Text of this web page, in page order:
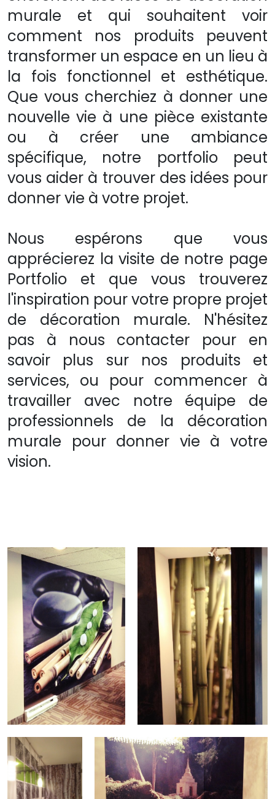
murale et qui souhaitent voir
comment nos produits peuvent
transformer un espace en un lieu à
la fois fonctionnel et esthétique.
Que vous cherchiez à donner une
nouvelle vie à une pièce existante
ou à créer une ambiance
spécifique, notre portfolio peut
vous aider à trouver des idées pour
donner vie à votre projet.
Nous espérons que vous
apprécierez la visite de notre page
Portfolio et que vous trouverez
l'inspiration pour votre propre projet
de décoration murale. N'hésitez
pas à nous contacter pour en
savoir plus sur nos produits et
services, ou pour commencer à
travailler avec notre équipe de
professionnels de la décoration
murale pour donner vie à votre
vision.